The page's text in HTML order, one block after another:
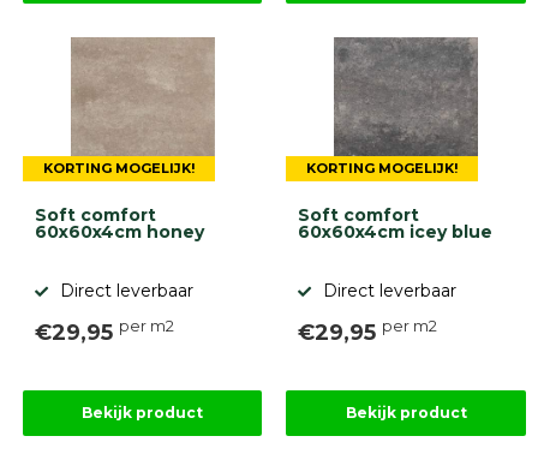
KORTING MOGELIJK!
Soft comfort
60x60x4cm honey
Direct leverbaar
€29,95 per m2
Bekijk product
KORTING MOGELIJK!
Soft comfort
60x60x4cm icey blue
Direct leverbaar
€29,95 per m2
Bekijk product